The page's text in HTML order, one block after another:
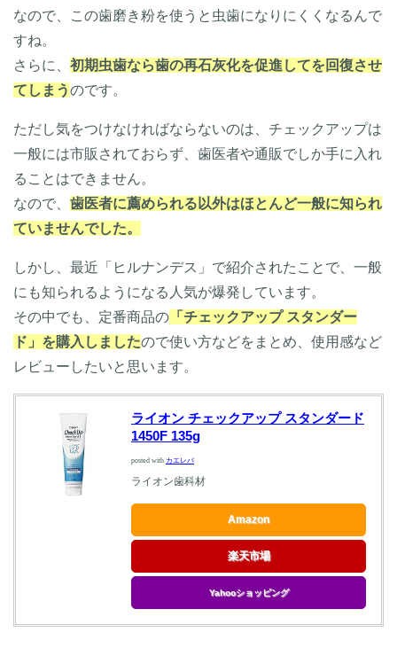
なので、この歯磨き粉を使うと虫歯になりにくくなるんで
すね。
さらに、 初期虫歯なら歯の再石灰化を促進してを回復させ
てしまうのです。
ただし気をつけなければならないのは、チェックアップは
一般には市販されておらず、歯医者や通販でしか手に入れ
ることはできません。
なので、 歯医者に薦められる以外はほとんど一般に知られ
ていませんでした。
しかし、最近「ヒルナンデス」で紹介されたことで、一般
にも知られるようになる人気が爆発しています。
その中でも、定番商品の 「チェックアップ スタンダー
ド」を購入しましたので使い方などをまとめ、使用感など
レビューしたいと思います。
ライオン チェックアップ スタンダード
1450F 135g
posted with カエレバ
ライオン歯科材
Amazon
楽天市場
Yahooショッピング